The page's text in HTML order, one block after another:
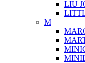
LIU
M